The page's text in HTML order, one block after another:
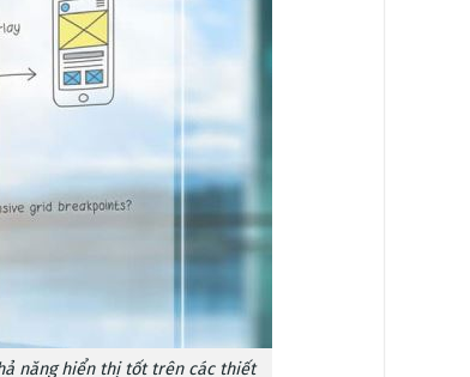
năng hiển thị tốt trên các thiết